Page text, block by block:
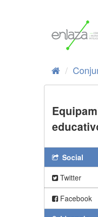
Social
Twitter
Facebook